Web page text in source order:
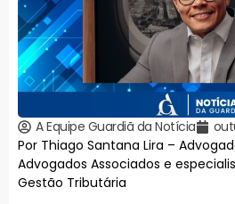
A Equipe Guardiã da Notícia
Por Thiago Santana Lira –
Advogados Associados e
Gestão Tributária